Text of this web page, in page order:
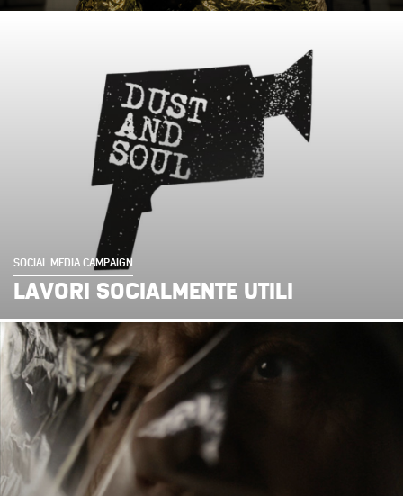
SOCIAL MEDIA CAMPAIGN
LAVORI SOCIALMENTE UTILI